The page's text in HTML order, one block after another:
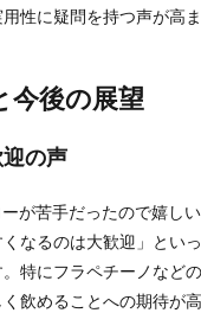
性に疑問を持つ声が高ま
今後の展望
の声
が苦手だったので嬉し
なるのは大歓迎」とい
特にフラペチーノなど
飲めることへの期待が